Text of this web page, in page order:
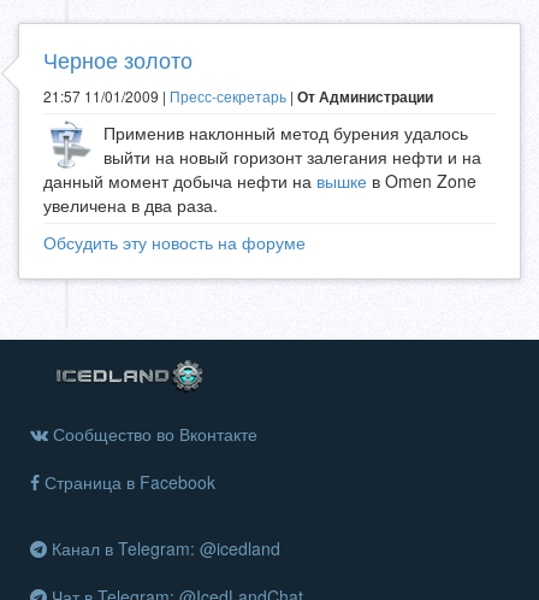
Черное золото
21:57 11/01/2009 | Пресс-секретарь | От Администрации
Применив наклонный метод бурения удалось
выйти на новый горизонт залегания нефти и на
данный момент добыча нефти на вышке в Omen Zone
увеличена в два раза.
Обсудить эту новость на форуме
Сообщество во Вконтакте
Страница в Facebook
Канал в Telegram: @icedland